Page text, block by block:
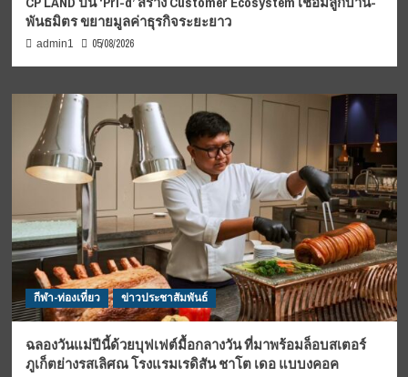
พันธมิตร ขยายมูลค่าธุรกิจระยะยาว
admin1 05/08/2026
กีฬา-ท่องเที่ยว ข่าวประชาสัมพันธ์
ฉลองวันแม่ปีนี้ด้วยบุฟเฟต์มื้อกลางวัน ที่มาพร้อมล็อบสเตอร์
ภูเก็ตย่างรสเลิศณ โรงแรมเรดิสัน ชาโต เดอ แบบงคอค